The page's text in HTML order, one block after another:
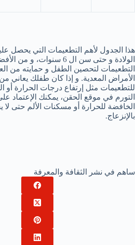
هذا الجدول لأهم التطعيمات التي يحصل
الولادة و حتى سن ال 6 سنوات،
التطعيمات لتحصين الطفل و حمايته من
الأمراض المعدية. و إذا كان طفلك يعاني من
للتطعيمات مثل إرتفاع درجات الحرارة أو
التورم في موقع الحقن، يمكنك الإعتماد
الخافضة للحرارة أو مسكنات الألم حتى
بالإنزعاج.
ساهم في نشر الثقافة والمعرفة